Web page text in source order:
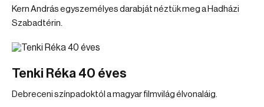
Kern András egyszemélyes darabját néztük meg a Hadházi
Szabadtérin.
Tenki Réka 40 éves
Debreceni színpadoktól a magyar filmvilág élvonaláig.